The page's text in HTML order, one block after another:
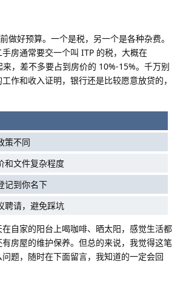
做好预算。一个是税，另一个是各种杂费。
房通常要交一个叫 ITP 的税，大概在
，差不多要占到房价的 10%-15%。千万别
作和收入证明，银行还是比较愿意放贷的，
策不同
和文件复杂程度
记到你名下
聘请，避免踩坑
自家的阳台上喝咖啡、晒太阳，感觉生活都
房屋的维护保养。但总的来说，我觉得这笔
问题，随时在下面留言，我知道的一定会回